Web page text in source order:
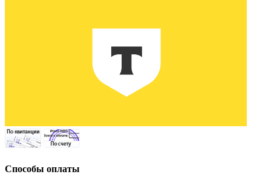
Способы оплаты